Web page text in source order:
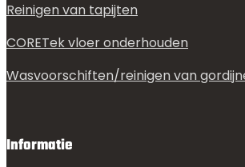
Reinigen van tapijten
CORETek vloer onderhouden
Wasvoorschiften/reinigen van
Informatie